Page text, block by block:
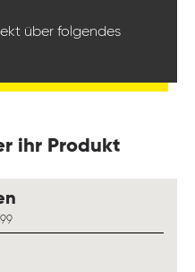
über folgendes
ihr Produkt